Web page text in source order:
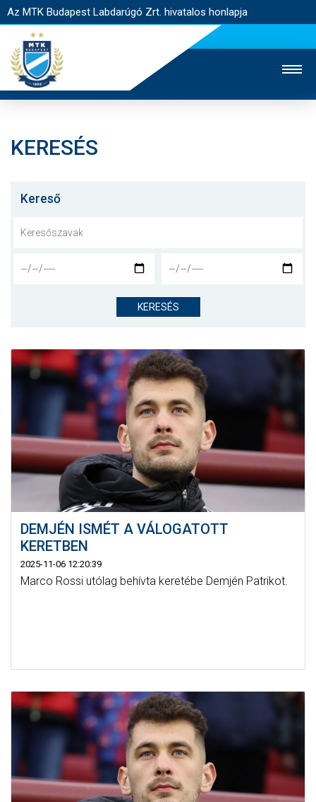
Az MTK Budapest Labdarúgó Zrt. hivatalos honlapja
JEGYÉRTÉKESÍTÉS
NYITÓLAP
CSAPATOK
KLUB
GALÉRIA
SZURKOLÓI ÉLMÉNYEK
AKKREDITÁCIÓ
KERESÉS
Kereső
KERESÉS
DEMJÉN ISMÉT A VÁLOGATOTT
KERETBEN
2025-11-06 12:20:39
Marco Rossi utólag behívta keretébe Demjén Patrikot.